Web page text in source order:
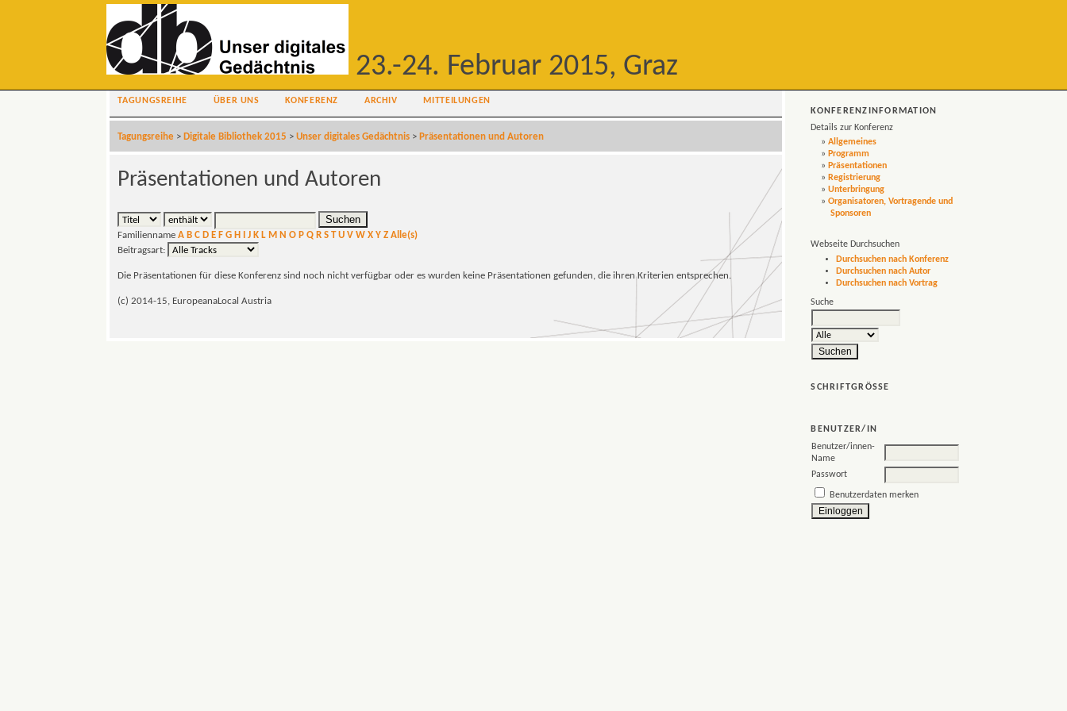
23.-24. Februar 2015, Graz
KONFERENZINFORMATION
Details zur Konferenz
» Allgemeines
» Programm
» Präsentationen
» Registrierung
» Unterbringung
» Organisatoren, Vortragende und
Sponsoren
Webseite Durchsuchen
Durchsuchen nach Konferenz
Durchsuchen nach Autor
Durchsuchen nach Vortrag
Suche
SCHRIFTGRÖSSE
BENUTZER/IN
Benutzer/innen-
Name
Passwort
Benutzerdaten merken
TAGUNGSREIHE ÜBER UNS KONFERENZ ARCHIV MITTEILUNGEN
Tagungsreihe > Digitale Bibliothek 2015 >Unser digitales Gedächtnis > Präsentationen und Autoren
Präsentationen und Autoren
FamiliennameA B C D E F G H J K L M N O P Q R S T U V W X Y Z Alle(s)
Beitragsart:
Die Präsentationen für diese Konferenz sind noch nicht verfügbar oder es wurden keine Präsentationen gefunden, die ihren Kriterien entsprechen.
(c) 2014-15, EuropeanaLocal Austria